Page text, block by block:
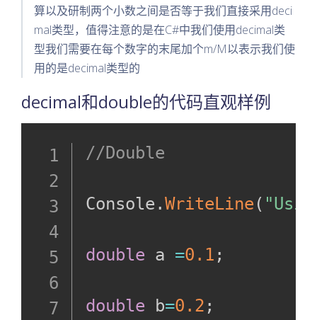
算以及研制两个小数之间是否等于我们直接采用deci
mal类型，值得注意的是在C#中我们使用decimal类
型我们需要在每个数字的末尾加个m/M以表示我们使
用的是decimal类型的
decimal和double的代码直观样例
//Double
Console .WriteLine (
double a =0.1 ;
double b=0.2 ;